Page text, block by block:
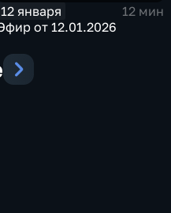
12 января
12 мин
от 12.01.2026